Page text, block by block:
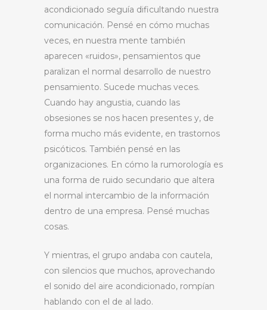
acondicionado seguía dificultando nuestra
comunicación. Pensé en cómo muchas
veces, en nuestra mente también
aparecen «ruidos», pensamientos que
paralizan el normal desarrollo de nuestro
pensamiento. Sucede muchas veces.
Cuando hay angustia, cuando las
obsesiones se nos hacen presentes y, de
forma mucho más evidente, en trastornos
psicóticos. También pensé en las
organizaciones. En cómo la rumorología es
una forma de ruido secundario que altera
el normal intercambio de la información
dentro de una empresa. Pensé muchas
cosas.
Y mientras, el grupo andaba con cautela,
con silencios que muchos, aprovechando
el sonido del aire acondicionado, rompían
hablando con el de al lado.